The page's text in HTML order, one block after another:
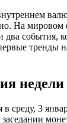
На
два события,
тренды
недели
среду, 3